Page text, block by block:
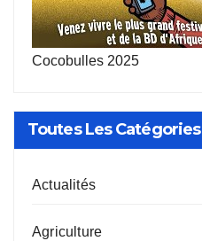
Cocobulles 2025
Toutes Les Catégories
Actualités
Agriculture